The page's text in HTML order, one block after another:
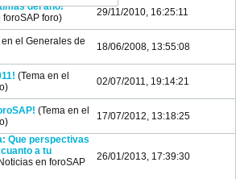
del año!
foroSAP foro) 29/11/2010, 16:25:11
el Generales de
18/06/2008, 13:55:08
(Tema en el
02/07/2011, 19:14:21
(Tema en el
17/07/2012, 13:18:25
Que perspectivas
a tu
Noticias en foroSAP
26/01/2013, 17:39:30